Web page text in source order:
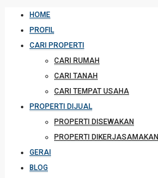
HOME
PROFIL
CARI PROPERTI
CARI RUMAH
CARI TANAH
CARI TEMPAT USAHA
PROPERTI DIJUAL
PROPERTI DISEWAKAN
PROPERTI DIKERJASAMAKAN
GERAI
BLOG